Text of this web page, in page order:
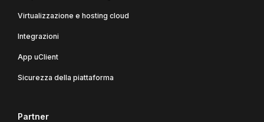
Virtualizzazione e hosting cloud
Integrazioni
App uClient
Sicurezza della piattaforma
Partner